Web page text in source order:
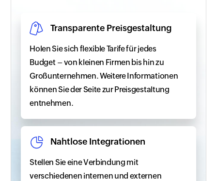
Transparente Preisgestaltung
Holen Sie sich flexible Tarife für jedes
Budget – von kleinen Firmen bis hin zu
Großunternehmen. Weitere Informationen
können Sie der Seite zur Preisgestaltung
entnehmen.
Nahtlose Integrationen
Stellen Sie eine Verbindung mit
verschiedenen internen und externen